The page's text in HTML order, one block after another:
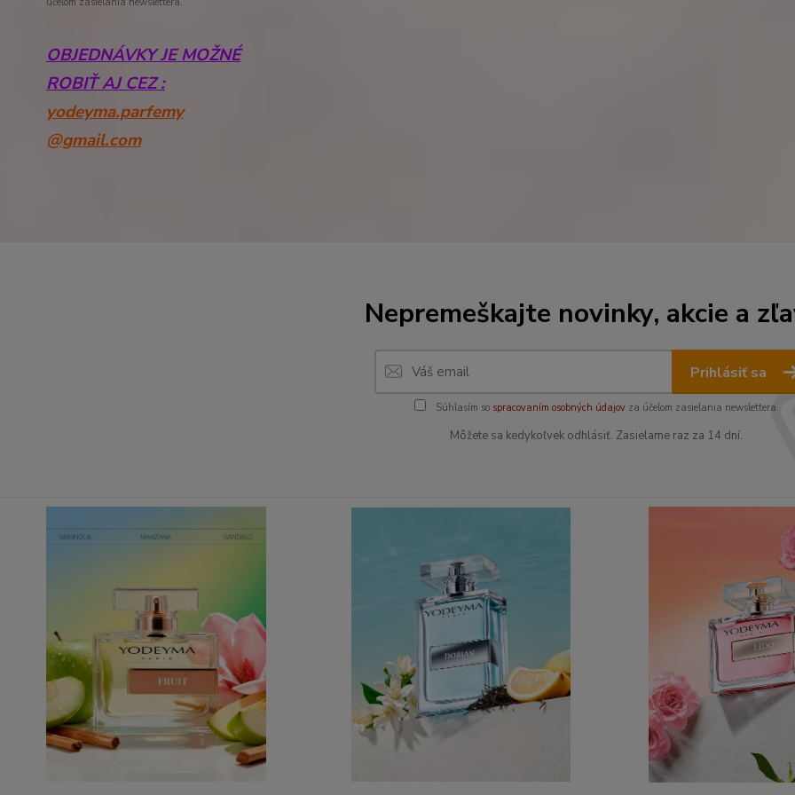
OBJEDNÁVKY JE MOŽNÉ
ROBIŤ AJ CEZ :
yodeyma.parfemy
@gmail.com
Nepremeškajte novinky, akcie a
Prihlásiť sa
Súhlasím so spracovaním osobných údajovza účelom zasielania newslettera.
Môžete sa kedykoľvek odhlásiť. Zasielame raz za 14 dní.